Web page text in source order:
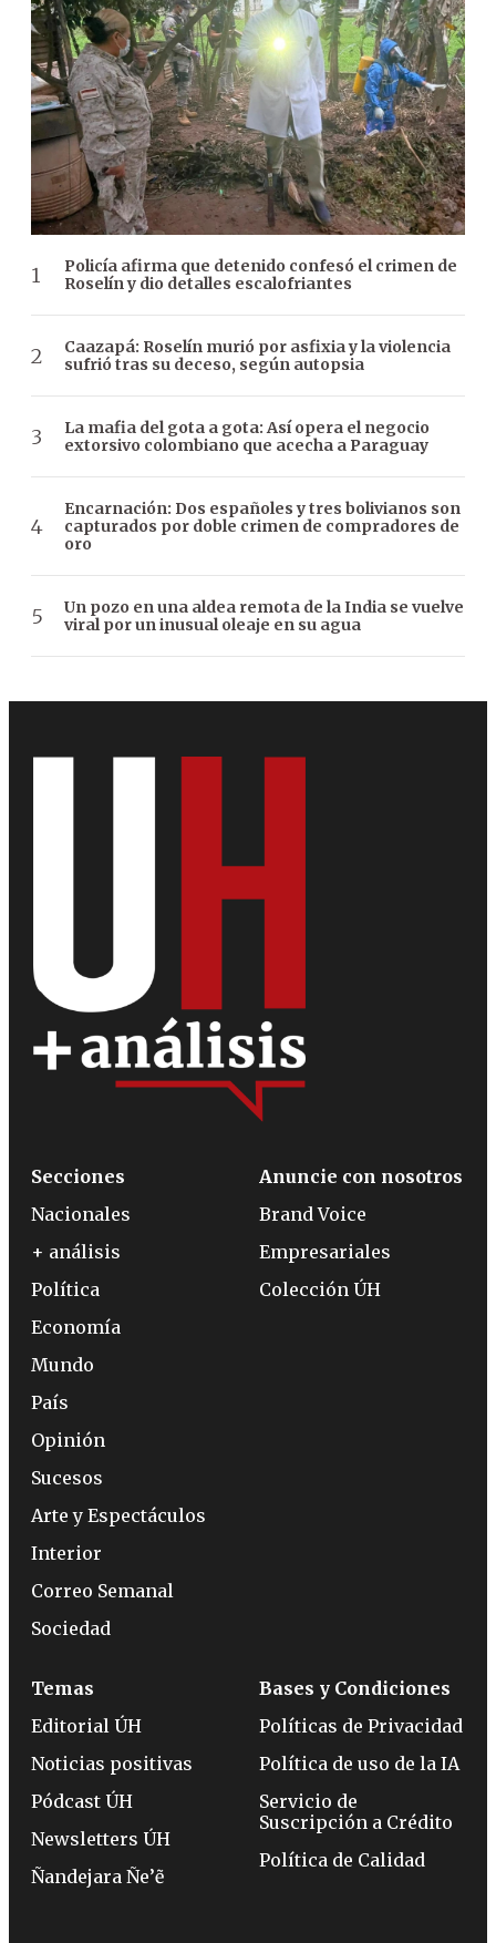
Policía afirma que detenido confesó el crimen de
Roselín y dio detalles escalofriantes
Caazapá: Roselín murió por asfixia y la violencia
sufrió tras su deceso, según autopsia
La mafia del gota a gota: Así opera el negocio
extorsivo colombiano que acecha a Paraguay
Encarnación: Dos españoles y tres bolivianos son
capturados por doble crimen de compradores de
oro
Un pozo en una aldea remota de la India se vuelve
viral por un inusual oleaje en su agua
Secciones
Nacionales
+ análisis
Política
Economía
Mundo
País
Opinión
Sucesos
Arte y Espectáculos
Interior
Correo Semanal
Sociedad
Anuncie con nosotros
Brand Voice
Empresariales
Colección ÚH
Temas
Editorial ÚH
Noticias positivas
Pódcast ÚH
Newsletters ÚH
Ñandejara Ñe’ẽ
Bases y Condiciones
Políticas de Privacidad
Política de uso de la IA
Servicio de
Suscripción a Crédito
Política de Calidad